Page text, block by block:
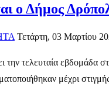
ο Δήμος
Τετάρτη, 03 Μαρτίου
την τελευταία
μέχρι στιγμής